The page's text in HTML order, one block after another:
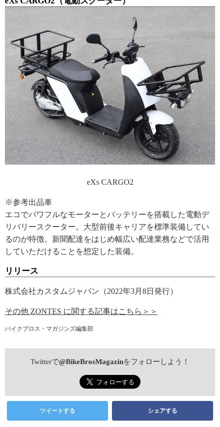
eXs CARGO2
※参考出品車
エコでパワフルなモーターとバッテリーを搭載した電動デ
リバリースクーター。大型前後キャリアを標準装備してい
るのが特徴。新聞配達をはじめ幅広い配達業務などで活用
していただけることを想定した装備。
リリース
株式会社カスタムジャパン（2022年3月8日発行）
その他 ZONTES に関する記事はこちら＞＞
バイクブロス・マガジンズ編集部
Twitterで@BikeBrosMagazinをフォローしよう！
ツイートする シェアする